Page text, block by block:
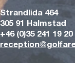
Strandlida 464
305 91 Halmstad
+46 (0)35 241 19 20